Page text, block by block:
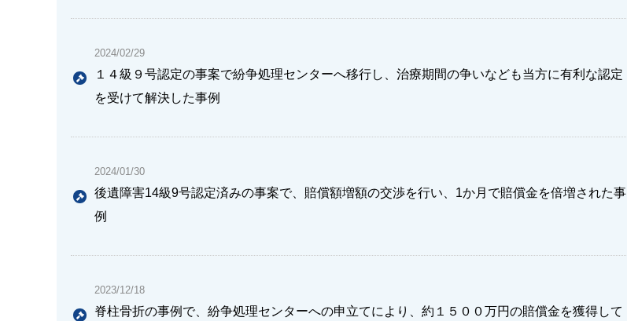
2024/02/29
１４級９号認定の事案で紛争処理センターへ移行し、治療期間の争いなども当方に有利な認定
を受けて解決した事例
2024/01/30
後遺障害14級9号認定済みの事案で、賠償額増額の交渉を行い、1か月で賠償金を倍増された事
例
2023/12/18
脊柱骨折の事例で、紛争処理センターへの申立てにより、約１５００万円の賠償金を獲得して